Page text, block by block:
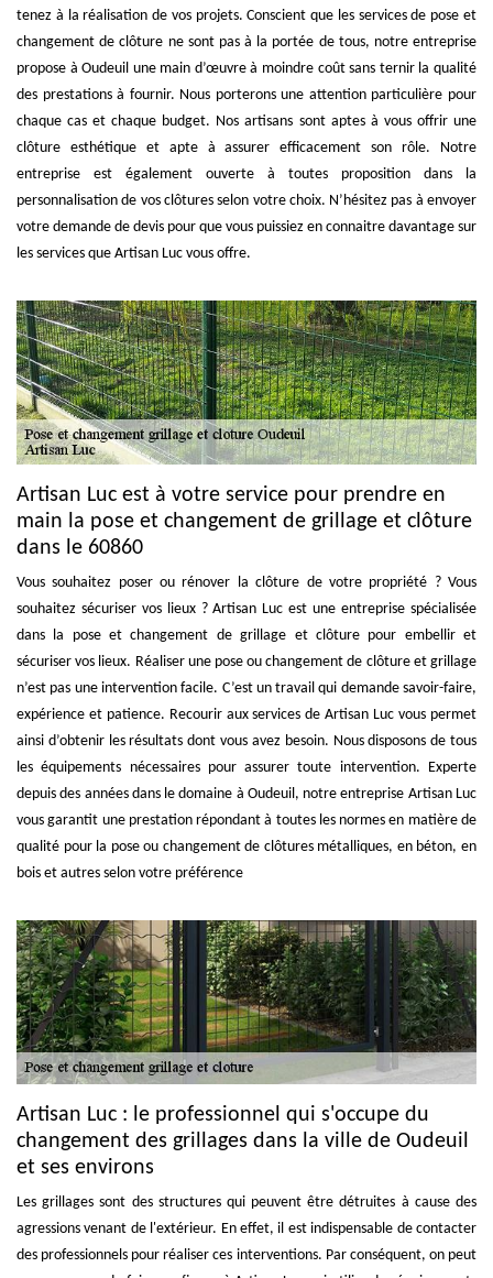
tenez à la réalisation de vos projets. Conscient que les services de pose et
changement de clôture ne sont pas à la portée de tous, notre entreprise
propose à Oudeuil une main d’œuvre à moindre coût sans ternir la qualité
des prestations à fournir. Nous porterons une attention particulière pour
chaque cas et chaque budget. Nos artisans sont aptes à vous offrir une
clôture esthétique et apte à assurer efficacement son rôle. Notre
entreprise est également ouverte à toutes proposition dans la
personnalisation de vos clôtures selon votre choix. N’hésitez pas à envoyer
votre demande de devis pour que vous puissiez en connaitre davantage sur
les services que Artisan Luc vous offre.
Artisan Luc est à votre service pour prendre en
main la pose et changement de grillage et clôture
dans le 60860
Vous souhaitez poser ou rénover la clôture de votre propriété ? Vous
souhaitez sécuriser vos lieux ? Artisan Luc est une entreprise spécialisée
dans la pose et changement de grillage et clôture pour embellir et
sécuriser vos lieux. Réaliser une pose ou changement de clôture et grillage
n’est pas une intervention facile. C’est un travail qui demande savoir-faire,
expérience et patience. Recourir aux services de Artisan Luc vous permet
ainsi d’obtenir les résultats dont vous avez besoin. Nous disposons de tous
les équipements nécessaires pour assurer toute intervention. Experte
depuis des années dans le domaine à Oudeuil, notre entreprise Artisan Luc
vous garantit une prestation répondant à toutes les normes en matière de
qualité pour la pose ou changement de clôtures métalliques, en béton, en
bois et autres selon votre préférence
Artisan Luc : le professionnel qui s'occupe du
changement des grillages dans la ville de Oudeuil
et ses environs
Les grillages sont des structures qui peuvent être détruites à cause des
agressions venant de l'extérieur. En effet, il est indispensable de contacter
des professionnels pour réaliser ces interventions. Par conséquent, on peut